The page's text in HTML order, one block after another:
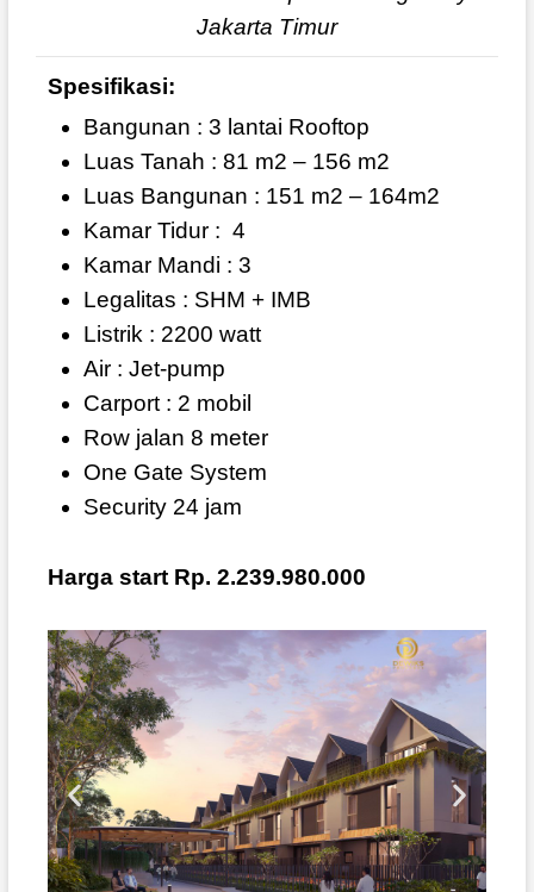
Jakarta Timur
Spesifikasi:
Bangunan : 3 lantai Rooftop
Luas Tanah : 81 m2 – 156 m2
Luas Bangunan : 151 m2 – 164m2
Kamar Tidur : 4
Kamar Mandi : 3
Legalitas : SHM + IMB
Listrik : 2200 watt
Air : Jet-pump
Carport : 2 mobil
Row jalan 8 meter
One Gate System
Security 24 jam
Harga start Rp. 2.239.980.000